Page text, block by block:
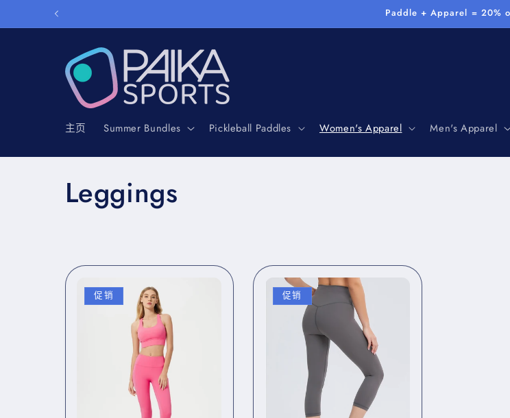
跳到内 Paddle + Apparel = 20%
主页 Summer Bundles Pickleball Paddles Women's Apparel Men's Apparel
收
:
Leggings
促销 促销